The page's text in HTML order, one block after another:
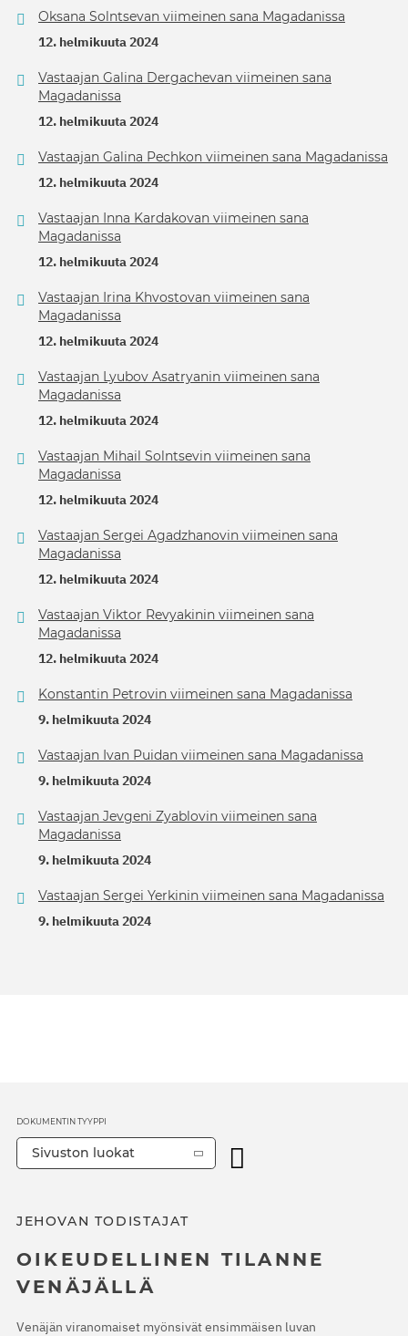
Oksana Solntsevan viimeinen sana Magadanissa
12. helmikuuta 2024
Vastaajan Galina Dergachevan viimeinen sana
Magadanissa
12. helmikuuta 2024
Vastaajan Galina Pechkon viimeinen sana Magadanissa
12. helmikuuta 2024
Vastaajan Inna Kardakovan viimeinen sana
Magadanissa
12. helmikuuta 2024
Vastaajan Irina Khvostovan viimeinen sana
Magadanissa
12. helmikuuta 2024
Vastaajan Lyubov Asatryanin viimeinen sana
Magadanissa
12. helmikuuta 2024
Vastaajan Mihail Solntsevin viimeinen sana
Magadanissa
12. helmikuuta 2024
Vastaajan Sergei Agadzhanovin viimeinen sana
Magadanissa
12. helmikuuta 2024
Vastaajan Viktor Revyakinin viimeinen sana
Magadanissa
12. helmikuuta 2024
Konstantin Petrovin viimeinen sana Magadanissa
9. helmikuuta 2024
Vastaajan Ivan Puidan viimeinen sana Magadanissa
9. helmikuuta 2024
Vastaajan Jevgeni Zyablovin viimeinen sana
Magadanissa
9. helmikuuta 2024
Vastaajan Sergei Yerkinin viimeinen sana Magadanissa
9. helmikuuta 2024
JEHOVAN TODISTAJAT
OIKEUDELLINEN TILANNE
VENÄJÄLLÄ
Venäjän viranomaiset myönsivät ensimmäisen luvan
DOKUMENTIN TYYPPI
Sivuston luokat